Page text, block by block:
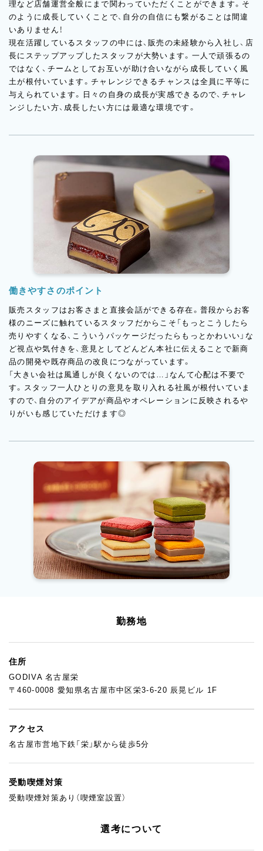
理など店舗運営全般にまで関わっていただくことができます。そ
のように成長していくことで、自分の自信にも繋がることは間違
いありません！
現在活躍しているスタッフの中には、販売の未経験から入社し、店
長にステップアップしたスタッフが大勢います。一人で頑張るの
ではなく、チームとしてお互いが助け合いながら成長していく風
土が根付いています。チャレンジできるチャンスは全員に平等に
与えられています。日々の自身の成長が実感できるので、チャレ
ンジしたい方、成長したい方には最適な環境です。
働きやすさのポイント
販売スタッフはお客さまと直接会話ができる存在。普段からお客
様のニーズに触れているスタッフだからこそ「もっとこうしたら
売りやすくなる、こういうパッケージだったらもっとかわいい」な
ど視点や気付きを、意見としてどんどん本社に伝えることで新商
品の開発や既存商品の改良につながっています。
「大きい会社は風通しが良くないのでは…」なんて心配は不要で
す。スタッフ一人ひとりの意見を取り入れる社風が根付いていま
すので、自分のアイデアが商品やオペレーションに反映されるや
りがいも感じていただけます◎
勤務地
住所
GODIVA 名古屋栄
〒460-0008 愛知県名古屋市中区栄3-6-20 辰晃ビル 1F
アクセス
名古屋市営地下鉄「栄」駅から徒歩5分
受動喫煙対策
受動喫煙対策あり（喫煙室設置）
選考について